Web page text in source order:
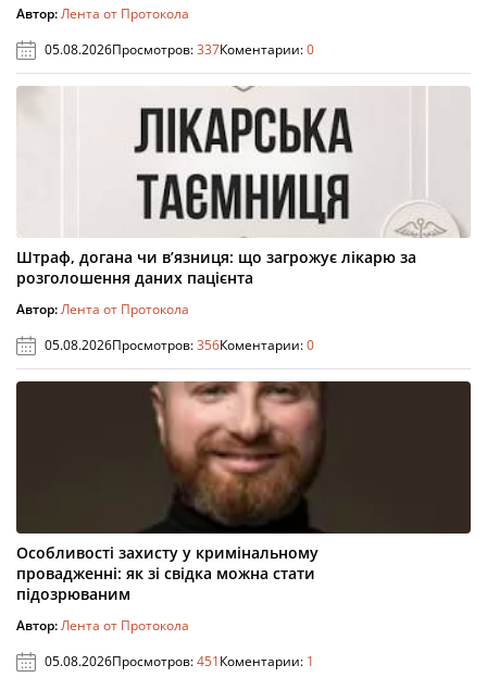
Автор:Лента от Протокола
05.08.2026Просмотров:337Коментарии:0
Штраф, догана чи в’язниця: що загрожує лікарю за
розголошення даних пацієнта
Автор:Лента от Протокола
05.08.2026Просмотров:356Коментарии:0
Особливості захисту у кримінальному
провадженні: як зі свідка можна стати
підозрюваним
Автор:Лента от Протокола
05.08.2026Просмотров:451Коментарии: 1